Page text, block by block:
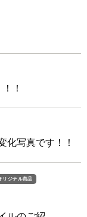
！
化写真です！！
リジナル商品